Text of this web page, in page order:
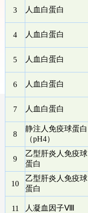
3 人血白蛋白
4 人血白蛋白
5 人血白蛋白
6 人血白蛋白
7 人血白蛋白
8
静注人免疫球蛋白
（pH4）
9
乙型肝炎人免疫球
蛋白
10
乙型肝炎人免疫球
蛋白
11 人凝血因子Ⅷ